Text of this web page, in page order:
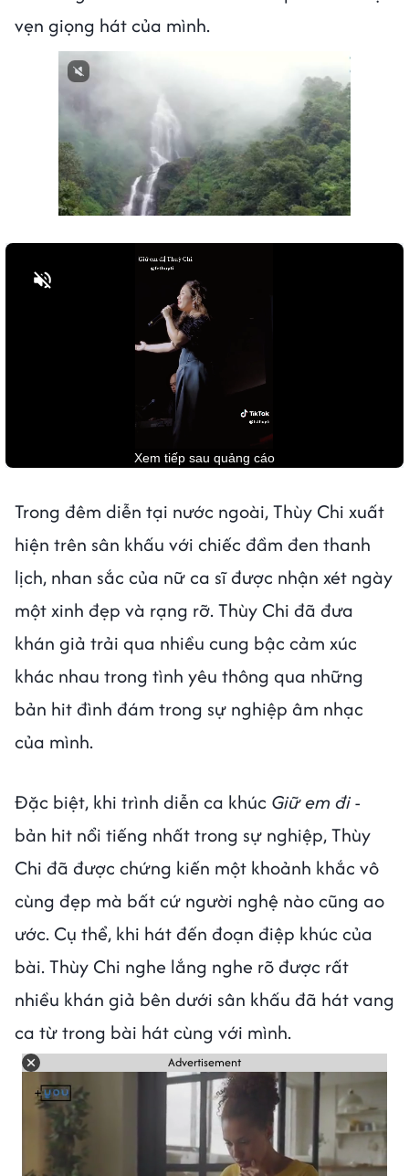
vẹn giọng hát của mình.
Trong đêm diễn tại nước ngoài, Thùy Chi xuất
hiện trên sân khấu với chiếc đầm đen thanh
lịch, nhan sắc của nữ ca sĩ được nhận xét ngày
một xinh đẹp và rạng rỡ. Thùy Chi đã đưa
khán giả trải qua nhiều cung bậc cảm xúc
khác nhau trong tình yêu thông qua những
bản hit đình đám trong sự nghiệp âm nhạc
của mình.
Đặc biệt, khi trình diễn ca khúc Giữ em đi-
bản hit nổi tiếng nhất trong sự nghiệp, Thùy
Chi đã được chứng kiến một khoảnh khắc vô
cùng đẹp mà bất cứ người nghệ nào cũng ao
ước. Cụ thể, khi hát đến đoạn điệp khúc của
bài. Thùy Chi nghe lắng nghe rõ được rất
nhiều khán giả bên dưới sân khấu đã hát vang
ca từ trong bài hát cùng với mình.
Advertisement